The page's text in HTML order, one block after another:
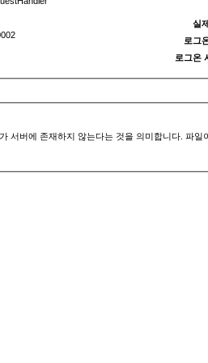
실
로그
로그온
서버에 존재하지 않는다는 것을 의미합니다. 파